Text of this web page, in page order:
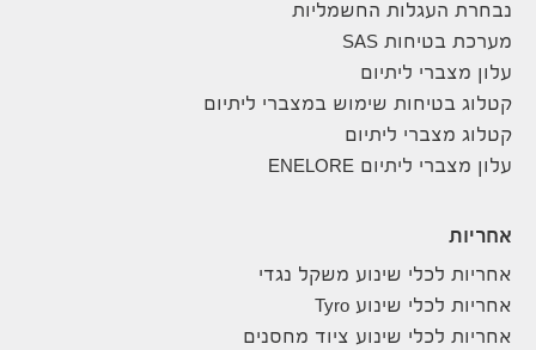
נבחרת העגלות החשמליות
מערכת בטיחות SAS
עלון מצברי ליתיום
קטלוג בטיחות שימוש במצברי ליתיום
קטלוג מצברי ליתיום
עלון מצברי ליתיום ENELORE
אחריות
אחריות לכלי שינוע משקל נגדי
אחריות לכלי שינוע Tyro
אחריות לכלי שינוע ציוד מחסנים